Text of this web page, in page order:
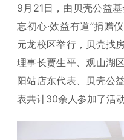
9月21日，由贝壳公益
忘初心·效益有道”捐赠
元龙校区举行，贝壳找
理事长贾生平、观山湖
阳站店东代表、贝壳公
表共计30余人参加了活动